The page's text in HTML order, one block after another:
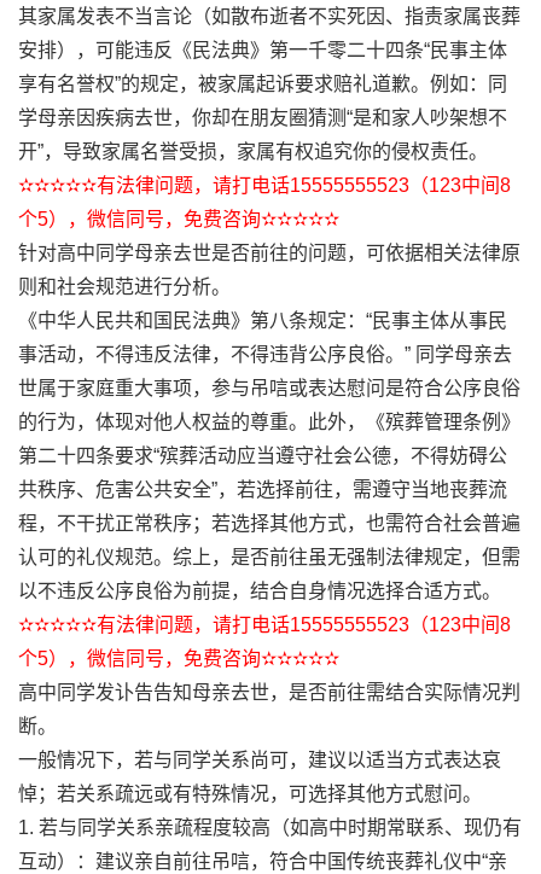
其家属发表不当言论（如散布逝者不实死因、指责家属丧葬
安排），可能违反《民法典》第一千零二十四条“民事主体
享有名誉权”的规定，被家属起诉要求赔礼道歉。例如：同
学母亲因疾病去世，你却在朋友圈猜测“是和家人吵架想不
开”，导致家属名誉受损，家属有权追究你的侵权责任。
✫✫✫✫✫有法律问题，请打电话15555555523（123中间8
个5），微信同号，免费咨询✫✫✫✫✫
针对高中同学母亲去世是否前往的问题，可依据相关法律原
则和社会规范进行分析。
《中华人民共和国民法典》第八条规定：“民事主体从事民
事活动，不得违反法律，不得违背公序良俗。” 同学母亲去
世属于家庭重大事项，参与吊唁或表达慰问是符合公序良俗
的行为，体现对他人权益的尊重。此外，《殡葬管理条例》
第二十四条要求“殡葬活动应当遵守社会公德，不得妨碍公
共秩序、危害公共安全”，若选择前往，需遵守当地丧葬流
程，不干扰正常秩序；若选择其他方式，也需符合社会普遍
认可的礼仪规范。综上，是否前往虽无强制法律规定，但需
以不违反公序良俗为前提，结合自身情况选择合适方式。
✫✫✫✫✫有法律问题，请打电话15555555523（123中间8
个5），微信同号，免费咨询✫✫✫✫✫
高中同学发讣告告知母亲去世，是否前往需结合实际情况判
断。
一般情况下，若与同学关系尚可，建议以适当方式表达哀
悼；若关系疏远或有特殊情况，可选择其他方式慰问。
1. 若与同学关系亲疏程度较高（如高中时期常联系、现仍有
互动）：建议亲自前往吊唁，符合中国传统丧葬礼仪中“亲